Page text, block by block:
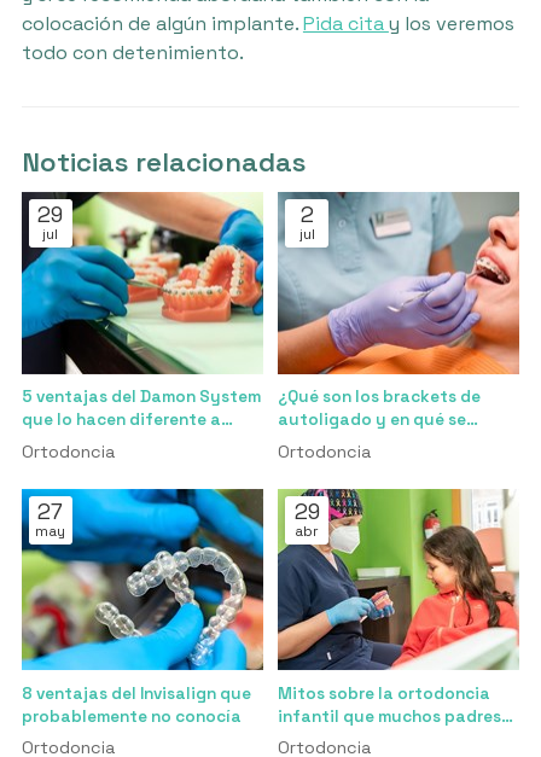
colocación de algún implante.Pida citay los veremos
todo con detenimiento.
Noticias relacionadas
29
jul
5 ventajas del Damon System
que lo hacen diferente a
cualquier otro bracket
Ortodoncia
2
jul
¿Qué son los brackets de
autoligado y en qué se
diferencian de los
Ortodoncia
27
may
8 ventajas del Invisalign que
probablemente no conocía
Ortodoncia
29
abr
Mitos sobre la ortodoncia
infantil que muchos padres
creen
Ortodoncia